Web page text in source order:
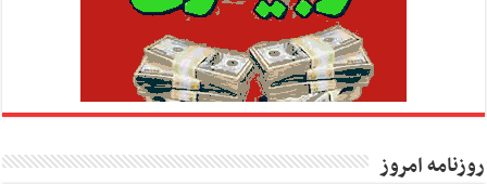
روزنامه امروز